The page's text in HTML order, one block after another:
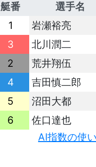
艇番
選手名
1
岩瀬裕亮
3
北川潤二
2
荒井翔伍
4
吉田慎二郎
5
沼田大都
6
佐口達也
AI指数の使